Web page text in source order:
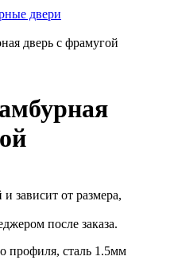
двери
дверь с фрамугой
зависит от размера,
после заказа.
профиля, сталь 1.5мм